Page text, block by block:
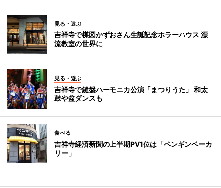
見る・遊ぶ
吉祥寺で楳図かずおさん生誕記念ホラーハウス 漂
流教室の世界に
見る・遊ぶ
吉祥寺で鍵盤ハーモニカ公演「まつりうた」 和太
鼓や盆ダンスも
食べる
吉祥寺経済新聞の上半期PV1位は「ペンギンベーカ
リー」